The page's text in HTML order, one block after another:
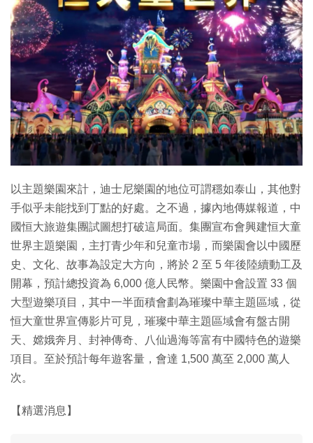
以主題樂園來計，迪士尼樂園的地位可謂穩如泰山，其他對
手似乎未能找到丁點的好處。之不過，據內地傳媒報道，中
國恒大旅遊集團試圖想打破這局面。集團宣布會興建恒大童
世界主題樂園，主打青少年和兒童市場，而樂園會以中國歷
史、文化、故事為設定大方向，將於 2 至 5 年後陸續動工及
開幕，預計總投資為 6,000 億人民幣。樂園中會設置 33 個
大型遊樂項目，其中一半面積會劃為璀璨中華主題區域，從
恒大童世界宣傳影片可見，璀璨中華主題區域會有盤古開
天、嫦娥奔月、封神傳奇、八仙過海等富有中國特色的遊樂
項目。至於預計每年遊客量，會達 1,500 萬至 2,000 萬人
次。
【精選消息】